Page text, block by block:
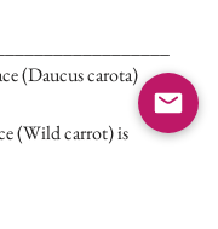
(Daucus carota)
(Wild carrot) is